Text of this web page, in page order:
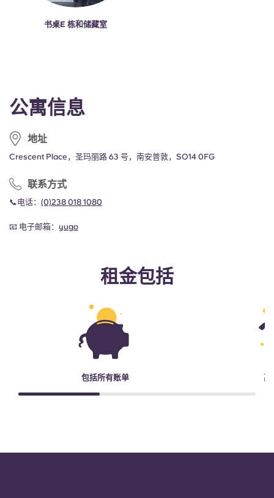
公寓信息
地址
Crescent Place，圣玛丽路 63 号，南安普敦，SO14 0FG
联系方式
📞电话： (0)238 018 1080
📧 电子邮箱： yugo
租金包括
包括所有账单 高
书桌E 栋和储藏室